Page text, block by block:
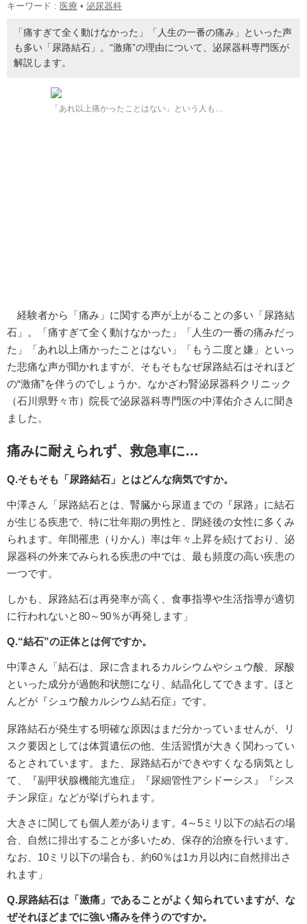
キーワード : 医療 • 泌尿器科
「痛すぎて全く動けなかった」「人生の一番の痛み」といった声
も多い「尿路結石」。“激痛”の理由について、泌尿器科専門医が
解説します。
「あれ以上痛かったことはない」という人も…
経験者から「痛み」に関する声が上がることの多い「尿路結
石」。「痛すぎて全く動けなかった」「人生の一番の痛みだっ
た」「あれ以上痛かったことはない」「もう二度と嫌」といっ
た悲痛な声が聞かれますが、そもそもなぜ尿路結石はそれほど
の“激痛”を伴うのでしょうか。なかざわ腎泌尿器科クリニック
（石川県野々市）院長で泌尿器科専門医の中澤佑介さんに聞き
ました。
痛みに耐えられず、救急車に…
Q.そもそも「尿路結石」とはどんな病気ですか。
中澤さん「尿路結石とは、腎臓から尿道までの『尿路』に結石
が生じる疾患で、特に壮年期の男性と、閉経後の女性に多くみ
られます。年間罹患（りかん）率は年々上昇を続けており、泌
尿器科の外来でみられる疾患の中では、最も頻度の高い疾患の
一つです。
しかも、尿路結石は再発率が高く、食事指導や生活指導が適切
に行われないと80～90％が再発します」
Q.“結石”の正体とは何ですか。
中澤さん「結石は、尿に含まれるカルシウムやシュウ酸、尿酸
といった成分が過飽和状態になり、結晶化してできます。ほと
んどが『シュウ酸カルシウム結石症』です。
尿路結石が発生する明確な原因はまだ分かっていませんが、リ
スク要因としては体質遺伝の他、生活習慣が大きく関わってい
るとされています。また、尿路結石ができやすくなる病気とし
て、『副甲状腺機能亢進症』『尿細管性アシドーシス』『シス
チン尿症』などが挙げられます。
大きさに関しても個人差があります。4～5ミリ以下の結石の場
合、自然に排出することが多いため、保存的治療を行います。
なお、10ミリ以下の場合も、約60％は1カ月以内に自然排出さ
れます」
Q.尿路結石は「激痛」であることがよく知られていますが、な
ぜそれほどまでに強い痛みを伴うのですか。